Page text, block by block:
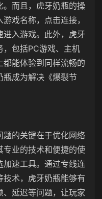
。而且，虎牙奶瓶的操
戏名称，点击连接，
入游戏。此外，虎牙
，包括PC游戏、主机
能体验到同样流畅的
瓶成为解决《爆裂节
题的关键在于优化网络
专业的技术和便捷的使
速工具。通过专线连
术，虎牙奶瓶能够有
延迟等问题，让玩家